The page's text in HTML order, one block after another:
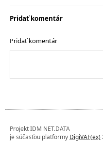
Pridať komentár
Pridať komentár
Projekt IDM NET.DATA
je súčasťou platformy DigiVAF(ex)